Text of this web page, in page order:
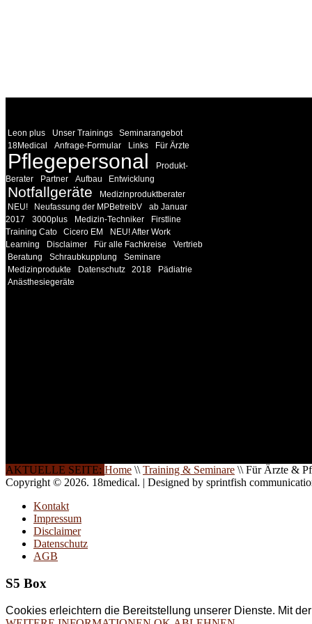
Leon plus Unser Trainings
Seminarangebot
18Medical
Anfrage-Formular Links Für Ärzte
Pflegepersonal
Produkt-
Berater
Partner Aufbau Entwicklung
Notfallgeräte
Medizinproduktberater
NEU!
Neufassung der MPBetreibV
ab Januar
2017
3000plus Medizin-Techniker
Firstline
Training Cato
Cicero EM
NEU! After Work
Learning
Disclaimer Für alle Fachkreise
Vertrieb
Beratung
Schraubkupplung
Seminare
Medizinprodukte
Datenschutz 2018
Pädiatrie
Anästhesiegeräte
AKTUELLE SEITE: Home \\ Training & Seminare \\ Für Ärzte &
Copyright © 2026. 18medical. | Designed by sprintfish
Kontakt
Impressum
Disclaimer
Datenschutz
AGB
S5 Box
Cookies erleichtern die Bereitstellung unserer Dienste. Mit